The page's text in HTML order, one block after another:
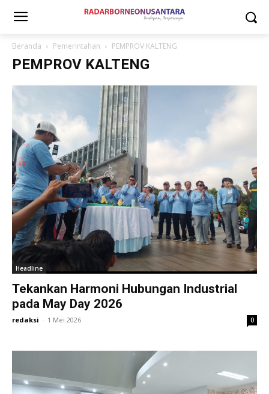
Beranda Pemerintahan PEMPROV KALTENG
PEMPROV KALTENG
Headline
Tekankan Harmoni Hubungan Industrial
pada May Day 2026
redaksi - 1 Mei 2026 0